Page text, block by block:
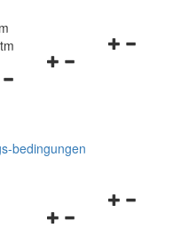
Navigationsmenü
bedingungen
Navigationsmenü